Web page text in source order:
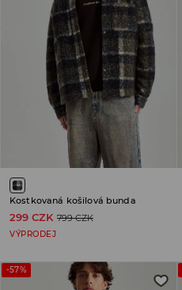
Kostkovaná košilová bunda
299 CZK 799 CZK
VÝPRODEJ
-57%